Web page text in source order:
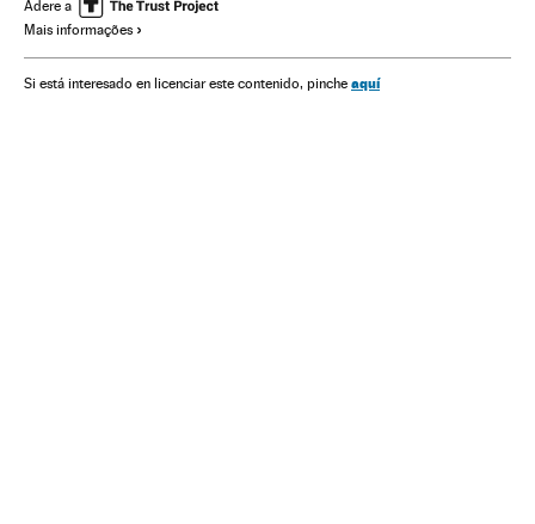
Governo Brasil
Competições América do Sul América Latina
Adere a
Mais informações
Si está interesado en licenciar este contenido, pinche aquí